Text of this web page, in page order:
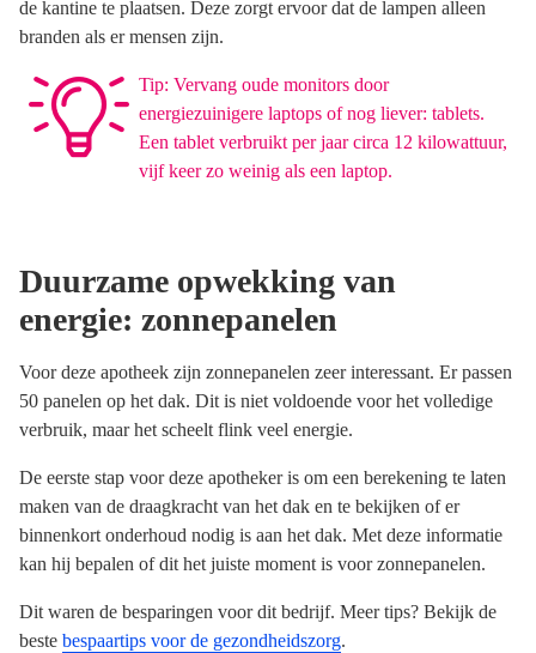
de kantine te plaatsen. Deze zorgt ervoor dat de lampen alleen
branden als er mensen zijn.
Tip: Vervang oude monitors door
energiezuinigere laptops of nog liever: tablets.
Een tablet verbruikt per jaar circa 12 kilowattuur,
vijf keer zo weinig als een laptop.
Duurzame opwekking van
energie: zonnepanelen
Voor deze apotheek zijn zonnepanelen zeer interessant. Er passen
50 panelen op het dak. Dit is niet voldoende voor het volledige
verbruik, maar het scheelt flink veel energie.
De eerste stap voor deze apotheker is om een berekening te laten
maken van de draagkracht van het dak en te bekijken of er
binnenkort onderhoud nodig is aan het dak. Met deze informatie
kan hij bepalen of dit het juiste moment is voor zonnepanelen.
Dit waren de besparingen voor dit bedrijf. Meer tips? Bekijk de
beste bespaartips voor de gezondheidszorg.